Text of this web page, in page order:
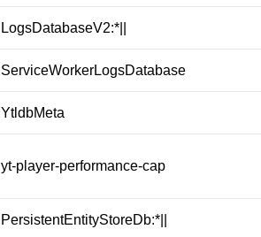
LogsDatabaseV2:*||
ServiceWorkerLogsDatabase
YtldbMeta
yt-player-performance-cap
PersistentEntityStoreDb:*||